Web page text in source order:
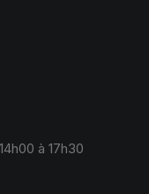
à 17h30